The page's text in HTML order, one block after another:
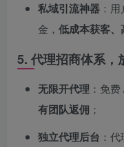
私域引流神器 ：
金， 低成本获客
5. 代理招商体系，
无限开代理 ：免
有团队返佣 ；
独立代理后台 ：